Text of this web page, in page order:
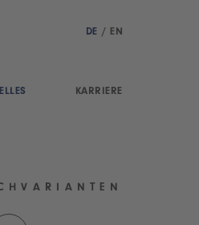
DE / EN
KARRIERE